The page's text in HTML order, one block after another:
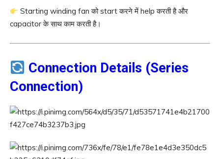
Starting winding fan को start करने में help करती है और
capacitor के साथ काम करती है।
Connection Details (Series
Connection)